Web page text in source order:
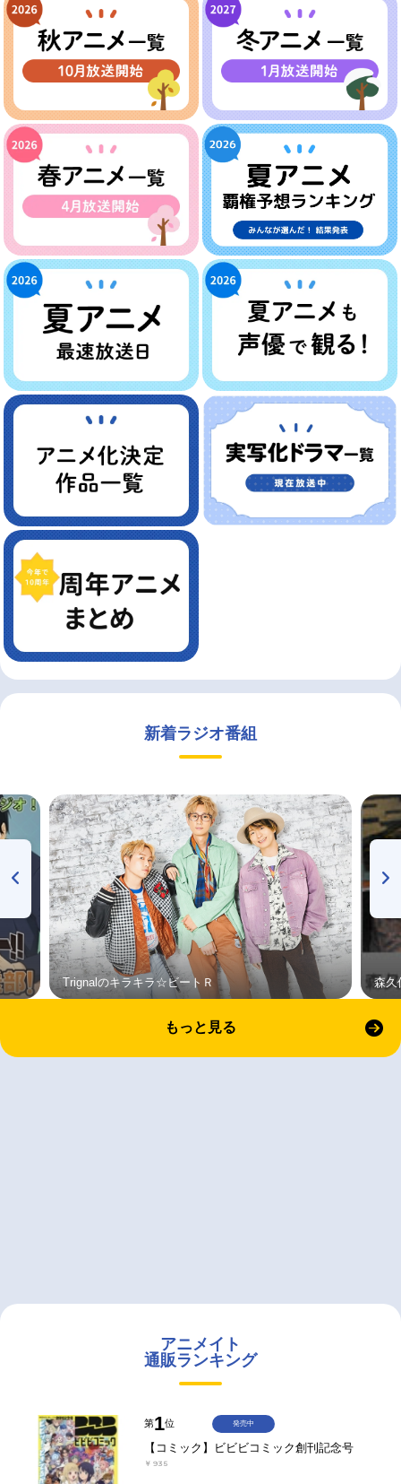
新着ラジオ番組
Trignalのキラキラ☆ビートＲ 森久
もっと見る
アニメイト
通販ランキング
第1位
【コミック】ビビビコミック創刊記念号
￥935
発売中